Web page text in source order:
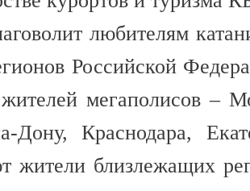
любителям
Российской
мегаполисов –
Дону, Краснодара,
жители близлежащих